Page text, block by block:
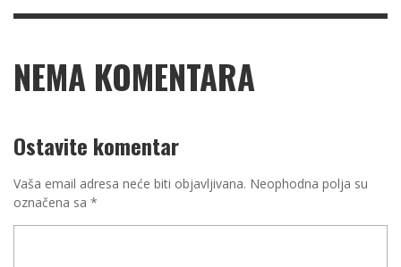
NEMA KOMENTARA
Ostavite komentar
Vaša email adresa neće biti objavljivana. Neophodna polja su
označena sa *